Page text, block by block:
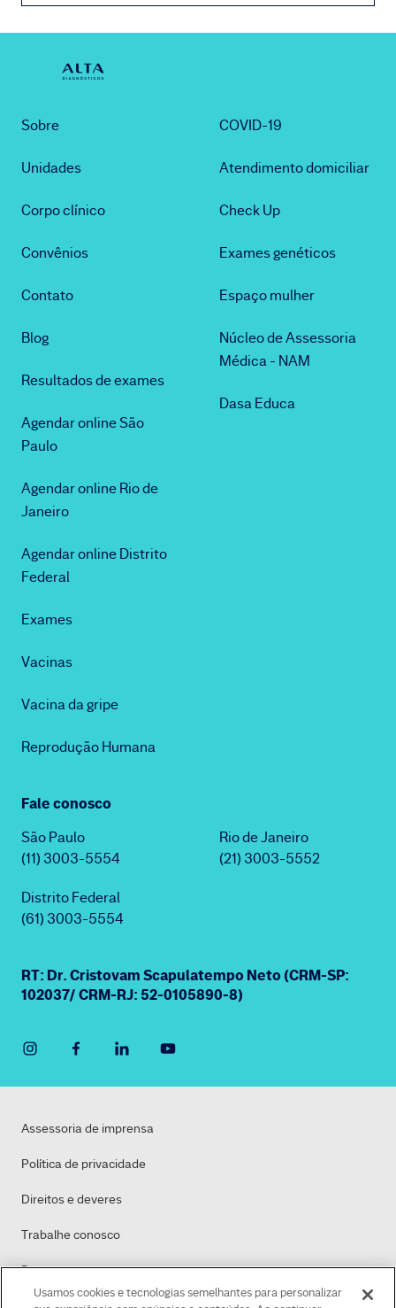
Sobre
Unidades
Corpo clínico
Convênios
Contato
Blog
Resultados de exames
Agendar online São
Paulo
Agendar online Rio de
Janeiro
Agendar online Distrito
Federal
Exames
Vacinas
Vacina da gripe
Reprodução Humana
COVID-19
Atendimento domiciliar
Check Up
Exames genéticos
Espaço mulher
Núcleo de Assessoria
Médica - NAM
Dasa Educa
Fale conosco
São Paulo
(11) 3003-5554
Rio de Janeiro
(21) 3003-5552
Distrito Federal
(61) 3003-5554
RT: Dr. Cristovam Scapulatempo Neto (CRM-SP:
102037/ CRM-RJ: 52-0105890-8)
Assessoria de imprensa
Política de privacidade
Direitos e deveres
Trabalhe conosco
Dasa
Usamos cookies e tecnologias semelhantes para personalizar